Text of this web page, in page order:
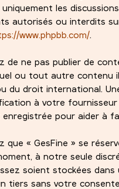
les
autorisés ou interdits
www.phpbb.com/.
de ne pas publier de
ou tout autre contenu
du droit international.
à votre fournisseur
enregistrée pour aider à
que « GesFine » se
à notre seule
soient stockées
tiers sans votre